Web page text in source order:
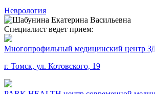
Неврология
Специалист ведет прием:
Многопрофильный медицинский центр
г. Томск, ул. Котовского, 19